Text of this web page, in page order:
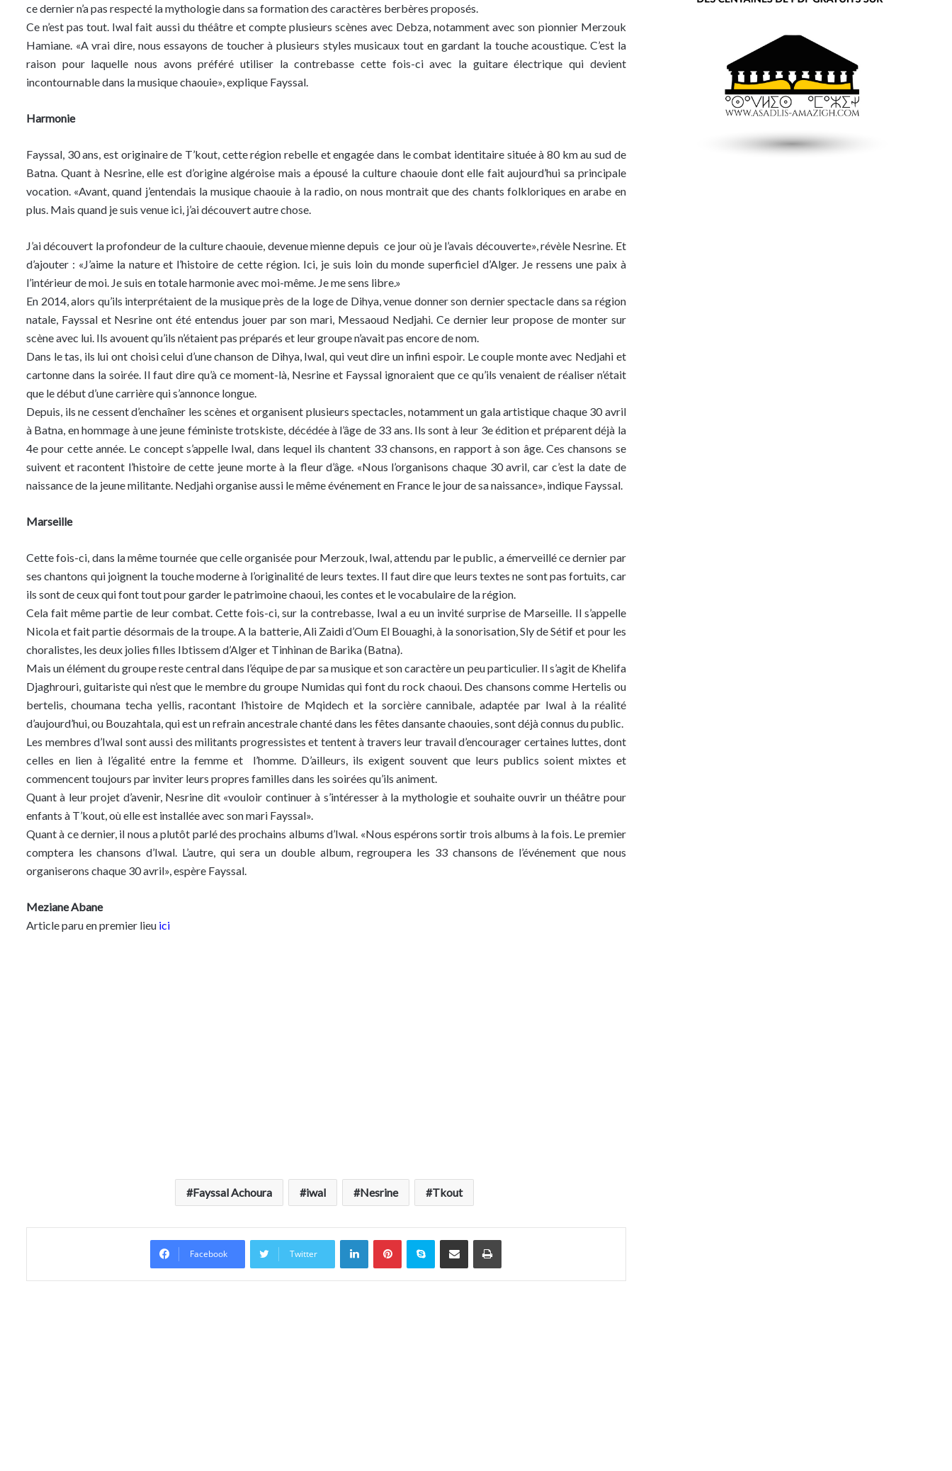
ce dernier n’a pas respecté la mythologie dans sa formation des caractères berbères proposés.
Ce n’est pas tout. Iwal fait aussi du théâtre et compte plusieurs scènes avec Debza, notamment avec son pionnier Merzouk
Hamiane. «A vrai dire, nous essayons de toucher à plusieurs styles musicaux tout en gardant la touche acoustique. C’est la
raison pour laquelle nous avons préféré utiliser la contrebasse cette fois-ci avec la guitare électrique qui devient
incontournable dans la musique chaouie», explique Fayssal.
Harmonie
Fayssal, 30 ans, est originaire de T’kout, cette région rebelle et engagée dans le combat identitaire située à 80 km au sud de
Batna. Quant à Nesrine, elle est d’origine algéroise mais a épousé la culture chaouie dont elle fait aujourd’hui sa principale
vocation. «Avant, quand j’entendais la musique chaouie à la radio, on nous montrait que des chants folkloriques en arabe en
plus. Mais quand je suis venue ici, j’ai découvert autre chose.
J’ai découvert la profondeur de la culture chaouie, devenue mienne depuis ce jour où je l’avais découverte», révèle Nesrine. Et
d’ajouter : «J’aime la nature et l’histoire de cette région. Ici, je suis loin du monde superficiel d’Alger. Je ressens une paix à
l’intérieur de moi. Je suis en totale harmonie avec moi-même. Je me sens libre.»
En 2014, alors qu’ils interprétaient de la musique près de la loge de Dihya, venue donner son dernier spectacle dans sa région
natale, Fayssal et Nesrine ont été entendus jouer par son mari, Messaoud Nedjahi. Ce dernier leur propose de monter sur
scène avec lui. Ils avouent qu’ils n’étaient pas préparés et leur groupe n’avait pas encore de nom.
Dans le tas, ils lui ont choisi celui d’une chanson de Dihya, Iwal, qui veut dire un infini espoir. Le couple monte avec Nedjahi et
cartonne dans la soirée. Il faut dire qu’à ce moment-là, Nesrine et Fayssal ignoraient que ce qu’ils venaient de réaliser n’était
que le début d’une carrière qui s’annonce longue.
Depuis, ils ne cessent d’enchaîner les scènes et organisent plusieurs spectacles, notamment un gala artistique chaque 30 avril
à Batna, en hommage à une jeune féministe trotskiste, décédée à l’âge de 33 ans. Ils sont à leur 3e édition et préparent déjà la
4e pour cette année. Le concept s’appelle Iwal, dans lequel ils chantent 33 chansons, en rapport à son âge. Ces chansons se
suivent et racontent l’histoire de cette jeune morte à la fleur d’âge. «Nous l’organisons chaque 30 avril, car c’est la date de
naissance de la jeune militante. Nedjahi organise aussi le même événement en France le jour de sa naissance», indique Fayssal.
Marseille
Cette fois-ci, dans la même tournée que celle organisée pour Merzouk, Iwal, attendu par le public, a émerveillé ce dernier par
ses chantons qui joignent la touche moderne à l’originalité de leurs textes. Il faut dire que leurs textes ne sont pas fortuits, car
ils sont de ceux qui font tout pour garder le patrimoine chaoui, les contes et le vocabulaire de la région.
Cela fait même partie de leur combat. Cette fois-ci, sur la contrebasse, Iwal a eu un invité surprise de Marseille. Il s’appelle
Nicola et fait partie désormais de la troupe. A la batterie, Ali Zaidi d’Oum El Bouaghi, à la sonorisation, Sly de Sétif et pour les
choralistes, les deux jolies filles Ibtissem d’Alger et Tinhinan de Barika (Batna).
Mais un élément du groupe reste central dans l’équipe de par sa musique et son caractère un peu particulier. Il s’agit de Khelifa
Djaghrouri, guitariste qui n’est que le membre du groupe Numidas qui font du rock chaoui. Des chansons comme Hertelis ou
bertelis, choumana techa yellis, racontant l’histoire de Mqidech et la sorcière cannibale, adaptée par Iwal à la réalité
d’aujourd’hui, ou Bouzahtala, qui est un refrain ancestrale chanté dans les fêtes dansante chaouies, sont déjà connus du public.
Les membres d’Iwal sont aussi des militants progressistes et tentent à travers leur travail d’encourager certaines luttes, dont
celles en lien à l’égalité entre la femme et l’homme. D’ailleurs, ils exigent souvent que leurs publics soient mixtes et
commencent toujours par inviter leurs propres familles dans les soirées qu’ils animent.
Quant à leur projet d’avenir, Nesrine dit «vouloir continuer à s’intéresser à la mythologie et souhaite ouvrir un théâtre pour
enfants à T’kout, où elle est installée avec son mari Fayssal».
Quant à ce dernier, il nous a plutôt parlé des prochains albums d’Iwal. «Nous espérons sortir trois albums à la fois. Le premier
comptera les chansons d’Iwal. L’autre, qui sera un double album, regroupera les 33 chansons de l’événement que nous
organiserons chaque 30 avril», espère Fayssal.
Meziane Abane
Article paru en premier lieu ici
Fayssal Achoura iwal Nesrine Tkout
Facebook Twitter
LinkedinPinterestSkype Partager par email Imprimer